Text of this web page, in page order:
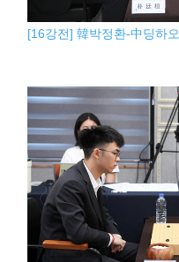
[16강전] 韓박정환-中딩하오.